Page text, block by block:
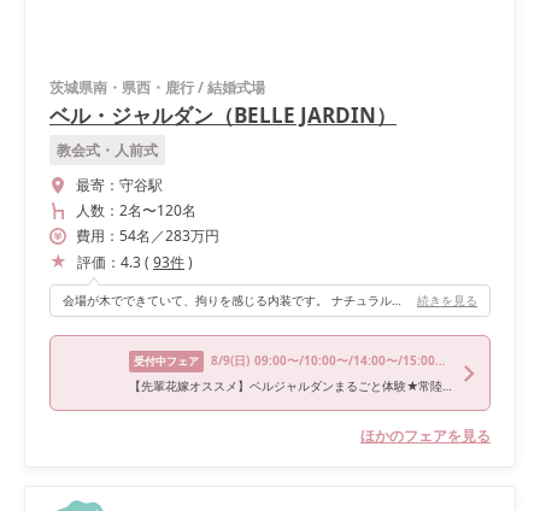
茨城県南・県西・鹿行/結婚式場
ベル・ジャルダン（BELLE JARDIN）
教会式・人前式
最寄： 守谷駅
人数： 2名〜120名
費用： 54名 ／283万円
評価： 4.3( 93件)
会場が木でできていて、拘りを感じる内装です。 ナチュラル感やリゾート感のある結婚式らしくない結婚式ができました。 続きを見る
受付中フェア 8/9(日) 09:00〜/10:00〜/14:00〜/15:00〜/17:00〜
【先輩花嫁オススメ】ベルジャルダンまるごと体験★常陸牛試食×豪華特典付
ほかのフェアを見る